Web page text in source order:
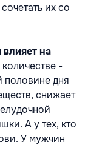
их со
на
-
половине дня
снижает
А у тех, кто
У мужчин